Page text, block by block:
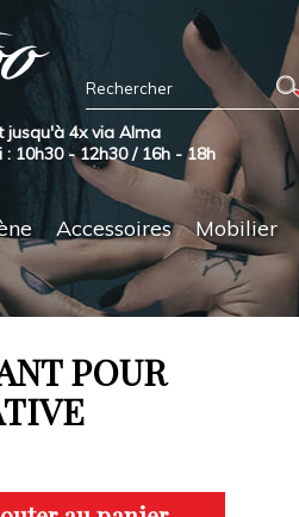
jusqu'à 4x via Alma
10h30 - 12h30 / 16h - 18h
Accessoires Mobilier
POUR